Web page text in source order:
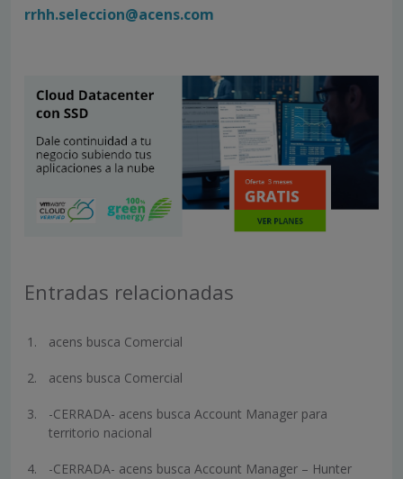
rrhh.seleccion@acens.com
Entradas relacionadas
acens busca Comercial
acens busca Comercial
-CERRADA- acens busca Account Manager para
territorio nacional
-CERRADA- acens busca Account Manager – Hunter